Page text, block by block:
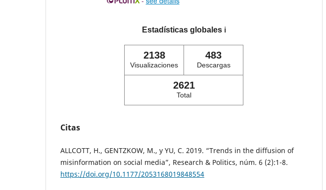
Estadísticas globales ℹ️
2138
Visualizaciones
483
Descargas
2621
Total
Citas
ALLCOTT, H., GENTZKOW, M., y YU, C. 2019. “Trends in the diffusion of
misinformation on social media”, Research & Politics, núm. 6 (2):1-8.
https://doi.org/10.1177/2053168019848554